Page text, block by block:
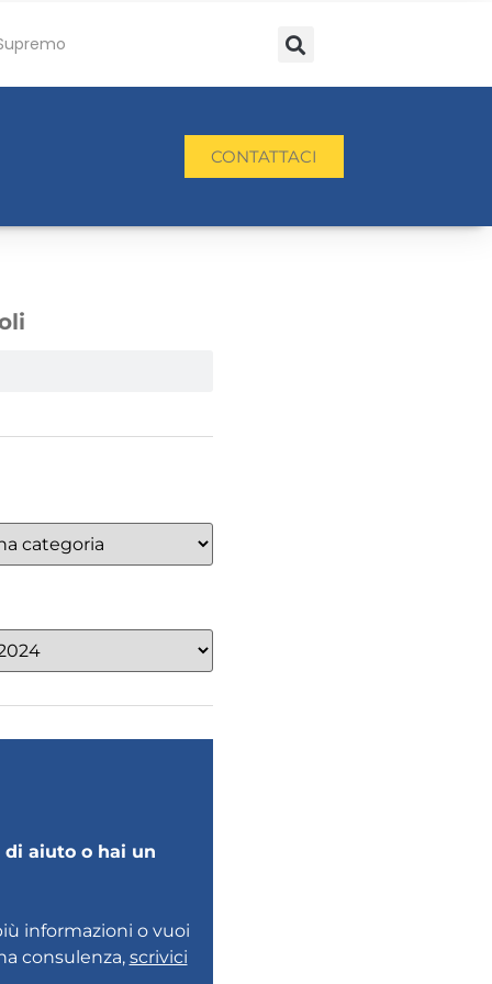
CONTATTACI
di aiuto o hai un
informazioni o vuoi
consulenza, scrivici